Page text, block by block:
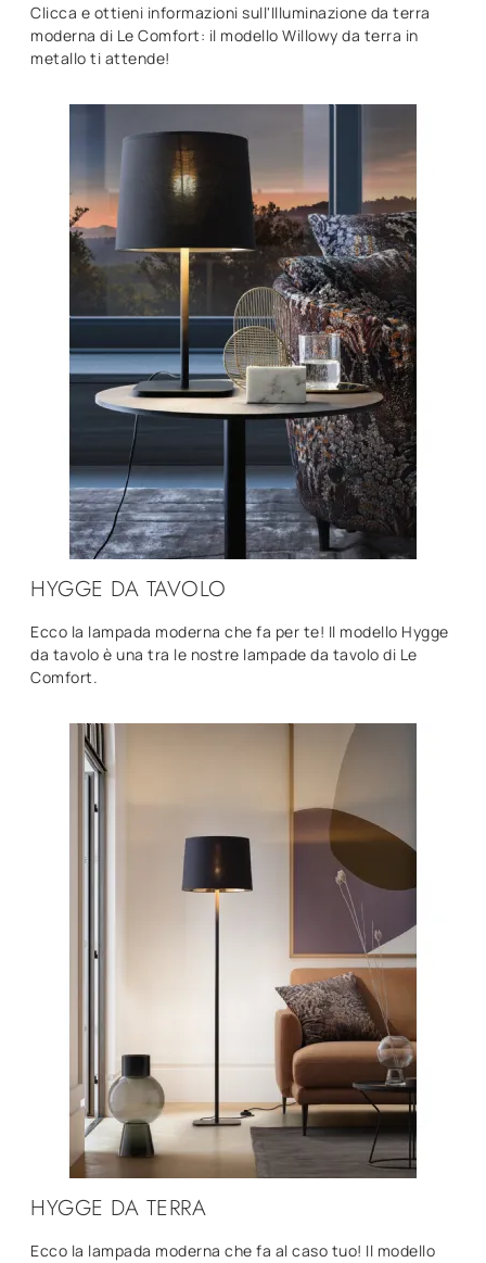
Clicca e ottieni informazioni sull'Illuminazione da terra
moderna di Le Comfort: il modello Willowy da terra in
metallo ti attende!
HYGGE DA TAVOLO
Ecco la lampada moderna che fa per te! Il modello Hygge
da tavolo è una tra le nostre lampade da tavolo di Le
Comfort.
HYGGE DA TERRA
Ecco la lampada moderna che fa al caso tuo! Il modello